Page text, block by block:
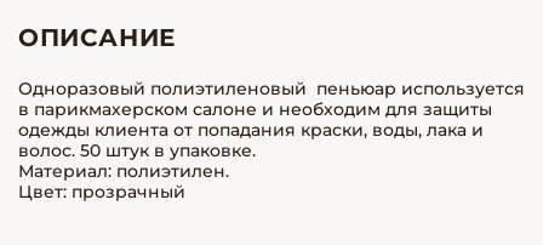
ОПИСАНИЕ
Одноразовый полиэтиленовый пеньюар используется
в парикмахерском салоне и необходим для защиты
одежды клиента от попадания краски, воды, лака и
волос. 50 штук в упаковке.
Материал: полиэтилен.
Цвет: прозрачный